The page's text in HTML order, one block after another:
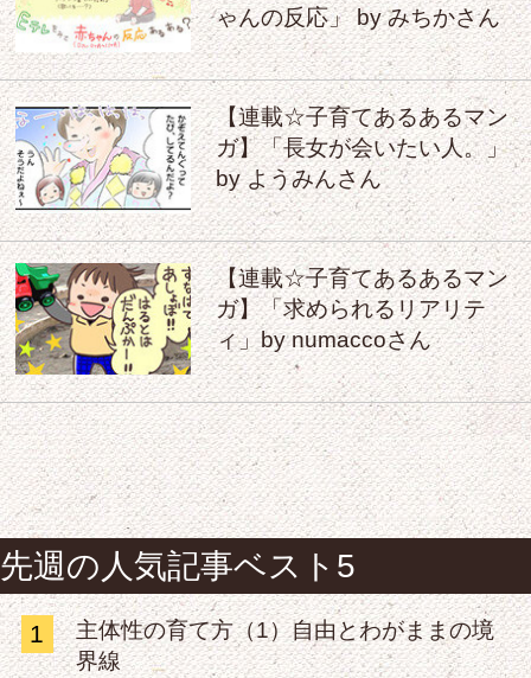
ゃんの反応」 by みちかさん
【連載☆子育てあるあるマン
ガ】「長女が会いたい人。」
by ようみんさん
【連載☆子育てあるあるマン
ガ】「求められるリアリテ
ィ」by numaccoさん
先週の人気記事ベスト5
1
主体性の育て方（1）自由とわがままの境
界線